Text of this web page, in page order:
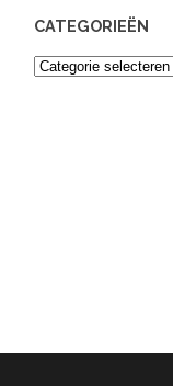
CATEGORIEËN
Categorieën